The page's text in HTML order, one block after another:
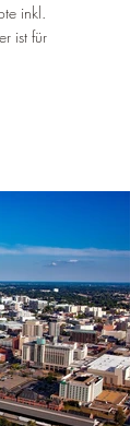
inkl.
ist für